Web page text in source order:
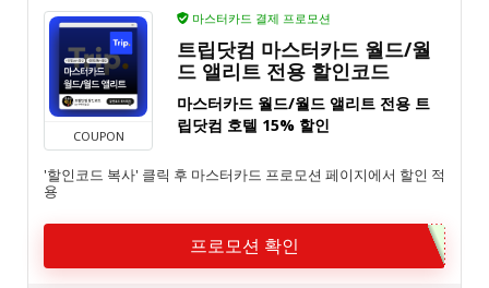
COUPON
마스터카드 결제 프로모션
트립닷컴 마스터카드 월드/월
드 앨리트 전용 할인코드
마스터카드 월드/월드 앨리트 전용 트
립닷컴 호텔 15% 할인
'할인코드 복사' 클릭 후 마스터카드 프로모션 페이지에서 할인 적
용
프로모션 확인